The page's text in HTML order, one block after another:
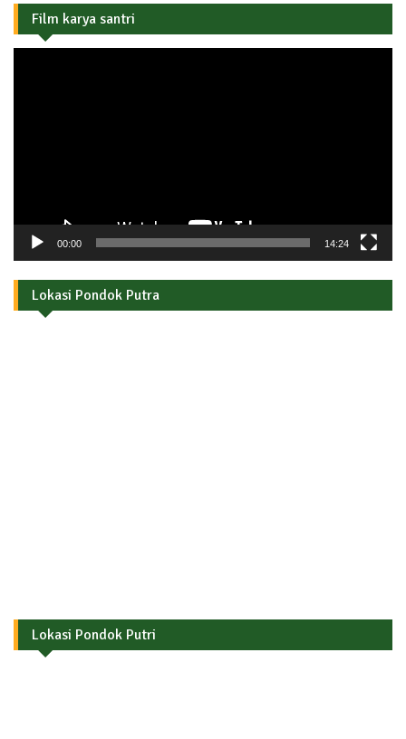
Film karya santri
00:00 14:24
Lokasi Pondok Putra
Lokasi Pondok Putri